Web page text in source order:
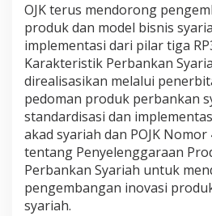
OJK terus mendorong
produk dan model bisnis
implementasi dari pilar tiga
Karakteristik Perbankan
direalisasikan melalui
pedoman produk perbankan
standardisasi dan
akad syariah dan POJK
tentang Penyelenggaraan
Perbankan Syariah untuk
pengembangan inovasi
syariah.